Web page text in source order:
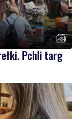
Pchli targ